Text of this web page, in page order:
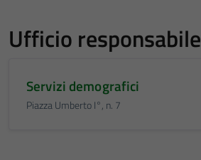
Ufficio responsabile
Servizi demografici
Piazza Umberto I°, n. 7